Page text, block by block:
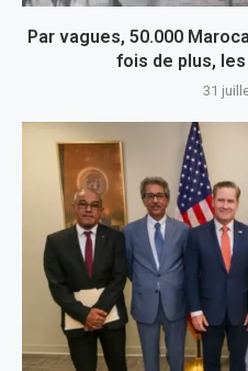
Par vagues, 50.000
fois de plus,
31